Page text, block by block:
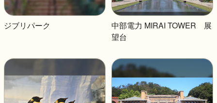
ジブリパーク
中部電力 MIRAI TOWER 展
望台